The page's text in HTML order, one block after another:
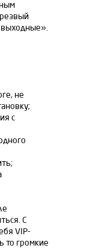
не
с
С
VIP-
то громкие